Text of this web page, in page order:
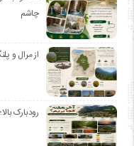
چاشم
از مرال و
رودبارک